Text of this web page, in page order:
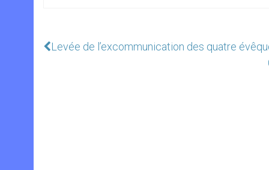
Levée de l’excommunication des quatre